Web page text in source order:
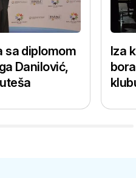
sa diplomom
Danilović,
Iza